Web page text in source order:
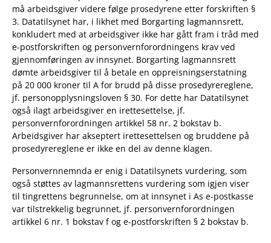
må arbeidsgiver videre følge prosedyrene etter forskriften §
3. Datatilsynet har, i likhet med Borgarting lagmannsrett,
konkludert med at arbeidsgiver ikke har gått fram i tråd med
e-postforskriften og personvernforordningens krav ved
gjennomføringen av innsynet. Borgarting lagmannsrett
dømte arbeidsgiver til å betale en oppreisningserstatning
på 20 000 kroner til A for brudd på disse prosedyrereglene,
jf. personopplysningsloven § 30. For dette har Datatilsynet
også ilagt arbeidsgiver en irettesettelse, jf.
personvernforordningen artikkel 58 nr. 2 bokstav b.
Arbeidsgiver har akseptert irettesettelsen og bruddene på
prosedyrereglene er ikke en del av denne klagen.
Personvernnemnda er enig i Datatilsynets vurdering, som
også støttes av lagmannsrettens vurdering som igjen viser
til tingrettens begrunnelse, om at innsynet i As e-postkasse
var tilstrekkelig begrunnet, jf. personvernforordningen
artikkel 6 nr. 1 bokstav f og e-postforskriften § 2 bokstav b.